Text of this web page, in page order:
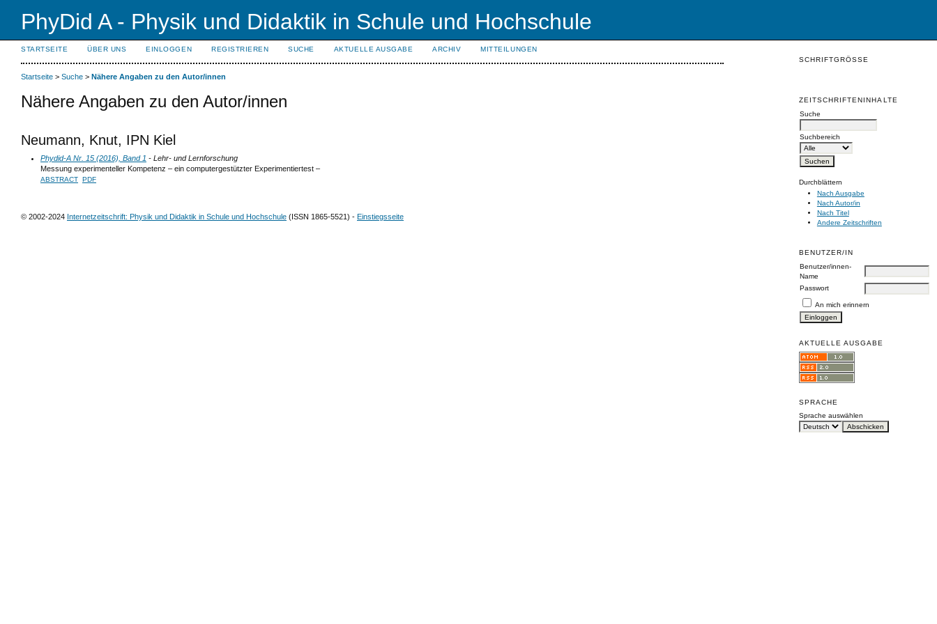
PhyDid A - Physik und Didaktik in Schule und Hochschule
SCHRIFTGRÖSSE
ZEITSCHRIFTENINHALTE
Suche
Suchbereich
Durchblättern
Nach Ausgabe
Nach Autor/in
Nach Titel
Andere Zeitschriften
BENUTZER/IN
Benutzer/innen-
Name
Passwort
An mich erinnern
AKTUELLE AUSGABE
SPRACHE
Sprache auswählen
STARTSEITE ÜBER UNS EINLOGGEN REGISTRIEREN SUCHE AKTUELLE AUSGABE ARCHIV MITTEILUNGEN
Startseite > Suche > Nähere Angaben zu den Autor/innen
Nähere Angaben zu den Autor/innen
Neumann, Knut, IPN Kiel
Phydid-A Nr. 15 (2016), Band 1 - Lehr- und Lernforschung
Messung experimenteller Kompetenz – ein computergestützter Experimentiertest –
ABSTRACT PDF
© 2002-2024 Internetzeitschrift: Physik und Didaktik in Schule und Hochschule (ISSN 1865-5521) - Einstiegsseite